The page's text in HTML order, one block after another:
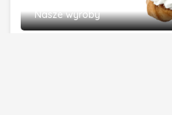
Nasze wyroby